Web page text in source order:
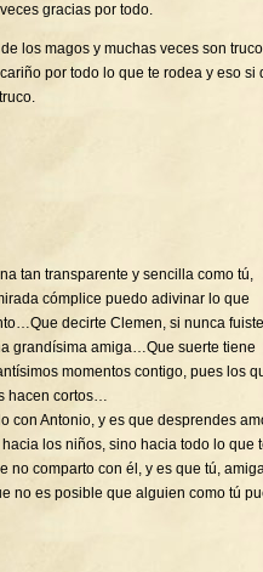
gracias por todo.
los magos y muchas veces son
por todo lo que te rodea y eso si
tan transparente y sencilla como tú,
cómplice puedo adivinar lo que
decirte Clemen, si nunca fuiste
grandísima amiga…Que suerte tiene
momentos contigo, pues los
hacen cortos…
con Antonio, y es que desprendes
los niños, sino hacia todo lo que
no comparto con él, y es que tú,
no es posible que alguien como tú